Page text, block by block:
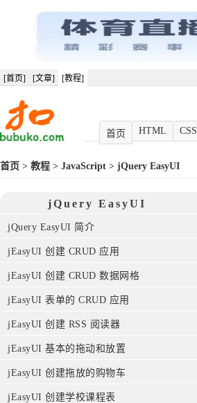
[首页] [文章] [教程]
首页 HTML CSS
首页 > 教程 > JavaScript > jQuery EasyUI
jQuery EasyUI
jQuery EasyUI 简介
jEasyUI 创建 CRUD 应用
jEasyUI 创建 CRUD 数据网格
jEasyUI 表单的 CRUD 应用
jEasyUI 创建 RSS 阅读器
jEasyUI 基本的拖动和放置
jEasyUI 创建拖放的购物车
jEasyUI 创建学校课程表